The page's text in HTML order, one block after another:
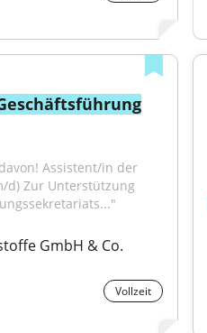
d) Zur Unterstützung
GmbH & Co.
Vollzeit